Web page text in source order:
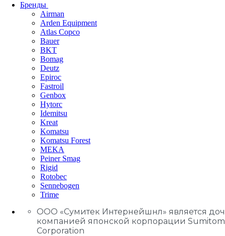
Бренды
Airman
Arden Equipment
Atlas Сopco
Bauer
BKT
Bomag
Deutz
Epiroc
Fastroil
Genbox
Hytorc
Idemitsu
Kreat
Komatsu
Komatsu Forest
MEKA
Peiner Smag
Rigid
Rotobec
Sennebogen
Trime
ООО «Сумитек Интернейшнл» является
компанией японской корпорации
Corporation